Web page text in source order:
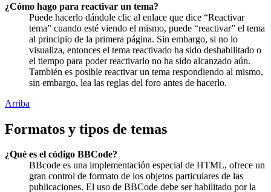
¿Cómo hago para reactivar un tema?
Puede hacerlo dándole clic al enlace que dice “Reactivar
tema” cuando esté viendo el mismo, puede “reactivar” el tema
al principio de la primera página. Sin embargo, si no lo
visualiza, entonces el tema reactivado ha sido deshabilitado o
el tiempo para poder reactivarlo no ha sido alcanzado aún.
También es posible reactivar un tema respondiendo al mismo,
sin embargo, lea las reglas del foro antes de hacerlo.
Arriba
Formatos y tipos de temas
¿Qué es el código BBCode?
BBcode es una implementación especial de HTML, ofrece un
gran control de formato de los objetos particulares de las
publicaciones. El uso de BBCode debe ser habilitado por la